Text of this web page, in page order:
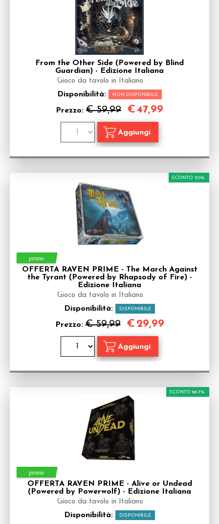
From the Other Side (Powered by Blind
Guardian) - Edizione Italiana
Gioco da tavolo in Italiano
Disponibilità: NON DISPONIBILE
Prezzo: € 59,99 €47,99
OFFERTA RAVEN PRIME - The March Against
the Tyrant (Powered by Rhapsody of Fire) -
Edizione Italiana
Gioco da tavolo in Italiano
Disponibilità: DISPONIBILE
Prezzo:€ 59,99
SCONTO 50%
€ 29,99
OFFERTA RAVEN PRIME - Alive or Undead
(Powered by Powerwolf) - Edizione Italiana
Gioco da tavolo in Italiano
Disponibilità: DISPONIBILE
SCONTO 66.7%